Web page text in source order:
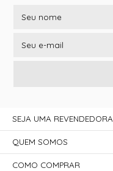
SEJA UMA REVENDEDORA
QUEM SOMOS
COMO COMPRAR